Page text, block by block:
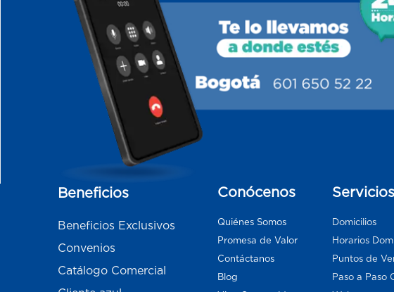
Beneficios
Beneficios Exclusivos
Convenios
Catálogo Comercial
Conócenos
Quiénes Somos
Promesa de Valor
Contáctanos
Blog
Servicios
Domicilios
Horarios
Puntos de
Paso a Paso